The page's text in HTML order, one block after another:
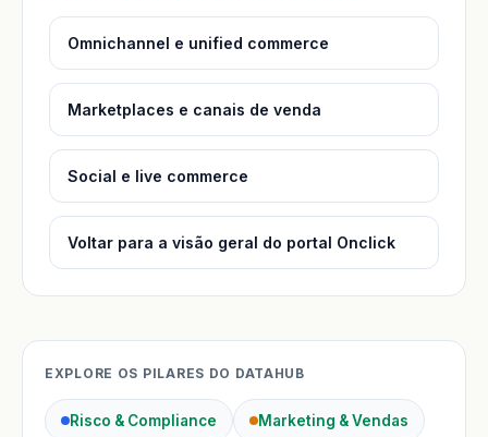
Omnichannel e unified commerce
Marketplaces e canais de venda
Social e live commerce
Voltar para a visão geral do portal Onclick
EXPLORE OS PILARES DO DATAHUB
Risco & Compliance Marketing & Vendas